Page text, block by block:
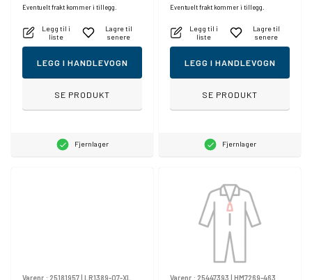
Eventuelt frakt kommer i tillegg.
Legg til i
liste
Lagre til
senere
LEGG I HANDLEVOGN
SE PRODUKT
Fjernlager
Eventuelt frakt kommer i tillegg.
Legg til i
liste
Lagre til
senere
LEGG I HANDLEVOGN
SE PRODUKT
Fjernlager
Varenr.: 25181957 LR1389-07-XL Varenr.: 25447393 HM7269-463